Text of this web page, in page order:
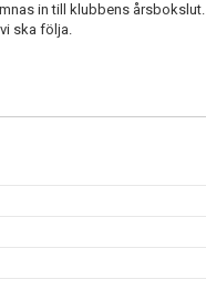
in till klubbens årsbokslut.
ska följa.